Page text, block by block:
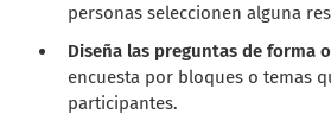
personas seleccionen alguna
Diseña las preguntas de forma
encuesta por bloques o temas
participantes.